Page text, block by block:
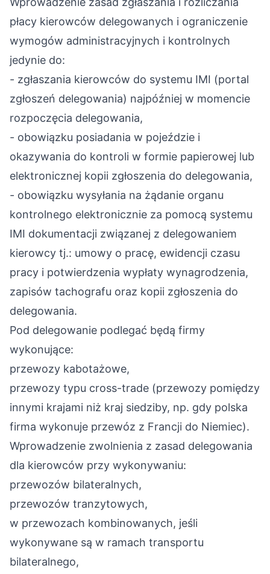
płacy kierowców delegowanych i ograniczenie
wymogów administracyjnych i kontrolnych
jedynie do:
- zgłaszania kierowców do systemu IMI (portal
zgłoszeń delegowania) najpóźniej w momencie
rozpoczęcia delegowania,
- obowiązku posiadania w pojeździe i
okazywania do kontroli w formie papierowej lub
elektronicznej kopii zgłoszenia do delegowania,
- obowiązku wysyłania na żądanie organu
kontrolnego elektronicznie za pomocą systemu
IMI dokumentacji związanej z delegowaniem
kierowcy tj.: umowy o pracę, ewidencji czasu
pracy i potwierdzenia wypłaty wynagrodzenia,
zapisów tachografu oraz kopii zgłoszenia do
delegowania.
Pod delegowanie podlegać będą firmy
wykonujące:
przewozy kabotażowe,
przewozy typu cross-trade (przewozy pomiędzy
innymi krajami niż kraj siedziby, np. gdy polska
firma wykonuje przewóz z Francji do Niemiec).
Wprowadzenie zwolnienia z zasad delegowania
dla kierowców przy wykonywaniu:
przewozów bilateralnych,
przewozów tranzytowych,
w przewozach kombinowanych, jeśli
wykonywane są w ramach transportu
bilateralnego,